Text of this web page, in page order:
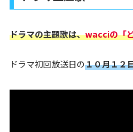
ドラマの主題歌は、wacciの「
ドラマ初回放送日の１０月１２